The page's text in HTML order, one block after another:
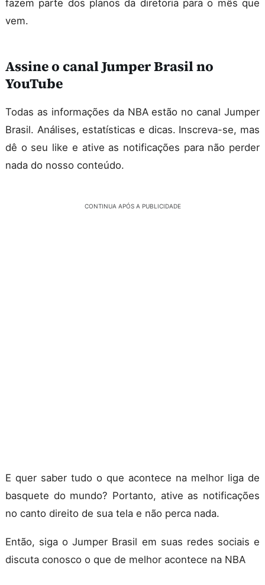
fazem parte dos planos da diretoria para o mês que
vem.
Assine o canal Jumper Brasil no
YouTube
Todas as informações da NBA estão no canal Jumper
Brasil. Análises, estatísticas e dicas. Inscreva-se, mas
dê o seu like e ative as notificações para não perder
nada do nosso conteúdo.
CONTINUA APÓS A PUBLICIDADE
E quer saber tudo o que acontece na melhor liga de
basquete do mundo? Portanto, ative as notificações
no canto direito de sua tela e não perca nada.
Então, siga o Jumper Brasil em suas redes sociais e
discuta conosco o que de melhor acontece na NBA